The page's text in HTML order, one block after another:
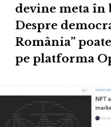
devine meta în
Despre
România”
pe platforma